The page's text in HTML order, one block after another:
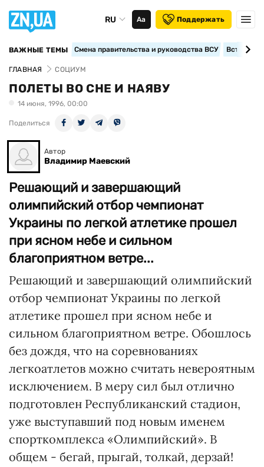
RU Аа Поддержать
ВАЖНЫЕ ТЕМЫ Смена правительства и руководства ВСУ
ГЛАВНАЯ СОЦИУМ
ПОЛЕТЫ ВО СНЕ И НАЯВУ
14 июня, 1996, 00:00
Поделиться
Автор
Владимир Маевский
Решающий и завершающий
олимпийский отбор чемпионат
Украины по легкой атлетике прошел
при ясном небе и сильном
благоприятном ветре...
Решающий и завершающий олимпийский
отбор чемпионат Украины по легкой
атлетике прошел при ясном небе и
сильном благоприятном ветре. Обошлось
без дождя, что на соревнованиях
легкоатлетов можно считать невероятным
исключением. В меру сил был отлично
подготовлен Республиканский стадион,
уже выступавший под новым именем
спорткомплекса «Олимпийский». В
общем - бегай, прыгай, толкай, дерзай!